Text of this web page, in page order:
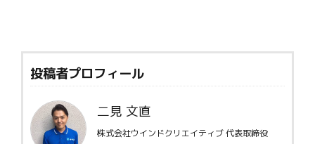
投稿者プロフィール
二見 文直
株式会社ウインドクリエイティブ 代表取締役